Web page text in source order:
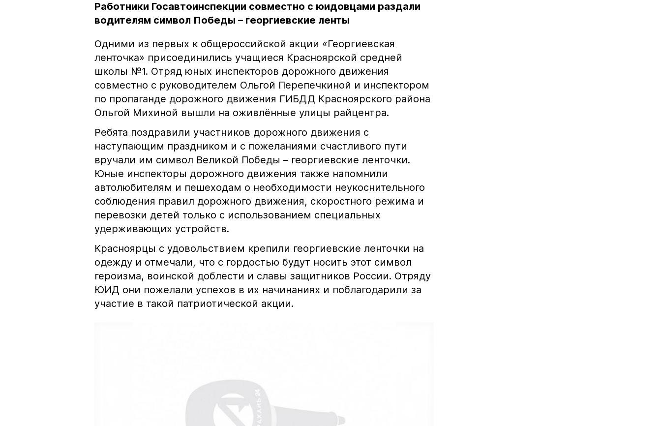
Работники Госавтоинспекции совместно с юидовцами раздали
водителям символ Победы – георгиевские ленты
Одними из первых к общероссийской акции «Георгиевская
ленточка» присоединились учащиеся Красноярской средней
школы №1. Отряд юных инспекторов дорожного движения
совместно с руководителем Ольгой Перепечкиной и инспектором
по пропаганде дорожного движения ГИБДД Красноярского района
Ольгой Михиной вышли на оживлённые улицы райцентра.
Ребята поздравили участников дорожного движения с
наступающим праздником и с пожеланиями счастливого пути
вручали им символ Великой Победы – георгиевские ленточки.
Юные инспекторы дорожного движения также напомнили
автолюбителям и пешеходам о необходимости неукоснительного
соблюдения правил дорожного движения, скоростного режима и
перевозки детей только с использованием специальных
удерживающих устройств.
Красноярцы с удовольствием крепили георгиевские ленточки на
одежду и отмечали, что с гордостью будут носить этот символ
героизма, воинской доблести и славы защитников России. Отряду
ЮИД они пожелали успехов в их начинаниях и поблагодарили за
участие в такой патриотической акции.